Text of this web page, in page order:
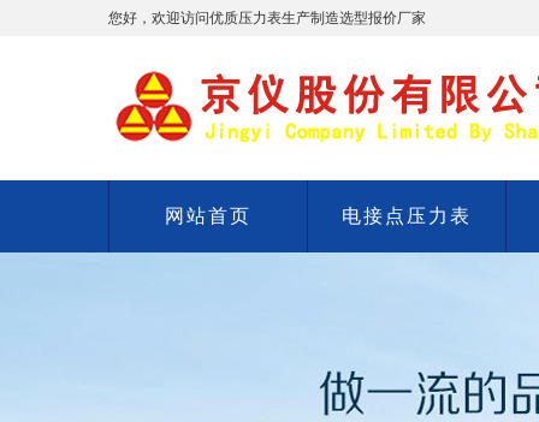
您好，欢迎访问优质压力表生产制造选型报价厂家
网站首页 电接点压力表